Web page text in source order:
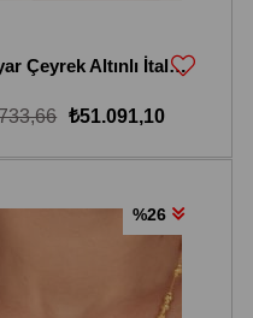
22 Ayar Çeyrek Altınlı İtalyan Tasarım Kolye
₺51.091,10
%26